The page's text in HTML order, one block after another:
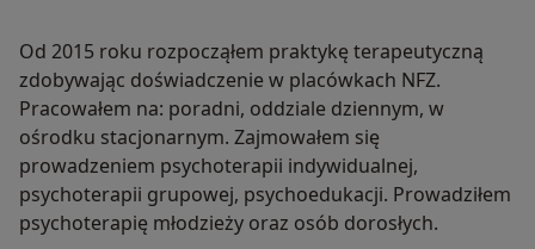
Od 2015 roku rozpocząłem praktykę terapeutyczną
zdobywając doświadczenie w placówkach NFZ.
Pracowałem na: poradni, oddziale dziennym, w
ośrodku stacjonarnym. Zajmowałem się
prowadzeniem psychoterapii indywidualnej,
psychoterapii grupowej, psychoedukacji. Prowadziłem
psychoterapię młodzieży oraz osób dorosłych.